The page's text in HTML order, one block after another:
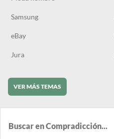
Samsung
eBay
Jura
VER MÁS TEMAS